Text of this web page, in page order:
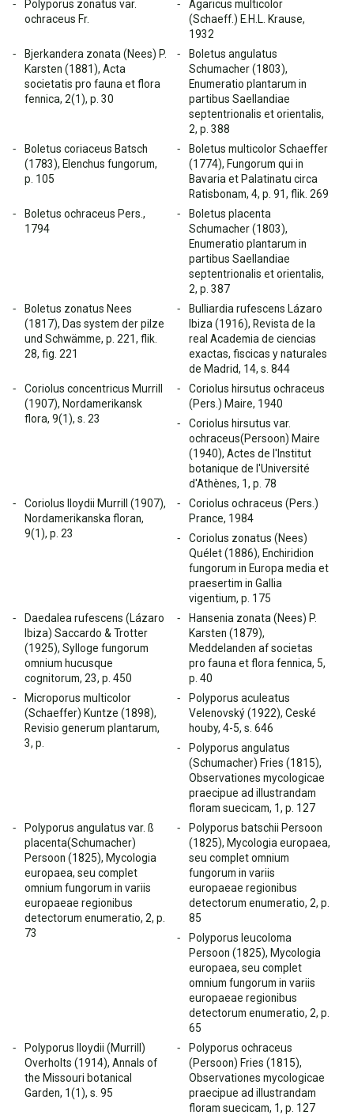
Polyporus zonatus var.
ochraceus Fr.
Agaricus multicolor
(Schaeff.) E.H.L. Krause,
1932
Bjerkandera zonata (Nees) P.
Karsten (1881), Acta
societatis pro fauna et flora
fennica, 2(1), p. 30
Boletus angulatus
Schumacher (1803),
Enumeratio plantarum in
partibus Saellandiae
septentrionalis et orientalis,
2, p. 388
Boletus coriaceus Batsch
(1783), Elenchus fungorum,
p. 105
Boletus multicolor Schaeffer
(1774), Fungorum qui in
Bavaria et Palatinatu circa
Ratisbonam, 4, p. 91, flik. 269
Boletus ochraceus Pers.,
1794
Boletus placenta
Schumacher (1803),
Enumeratio plantarum in
partibus Saellandiae
septentrionalis et orientalis,
2, p. 387
Boletus zonatus Nees
(1817), Das system der pilze
und Schwämme, p. 221, flik.
28, fig. 221
Bulliardia rufescens Lázaro
Ibiza (1916), Revista de la
real Academia de ciencias
exactas, fiscicas y naturales
de Madrid, 14, s. 844
Coriolus concentricus Murrill
(1907), Nordamerikansk
flora, 9(1), s. 23
Coriolus hirsutus ochraceus
(Pers.) Maire, 1940
Coriolus hirsutus var.
ochraceus(Persoon) Maire
(1940), Actes de l'Institut
botanique de l'Université
d'Athènes, 1, p. 78
Coriolus lloydii Murrill (1907),
Nordamerikanska floran,
9(1), p. 23
Coriolus ochraceus (Pers.)
Prance, 1984
Coriolus zonatus (Nees)
Quélet (1886), Enchiridion
fungorum in Europa media et
praesertim in Gallia
vigentium, p. 175
Daedalea rufescens (Lázaro
Ibiza) Saccardo & Trotter
(1925), Sylloge fungorum
omnium hucusque
cognitorum, 23, p. 450
Hansenia zonata (Nees) P.
Karsten (1879),
Meddelanden af societas
pro fauna et flora fennica, 5,
p. 40
Microporus multicolor
(Schaeffer) Kuntze (1898),
Revisio generum plantarum,
3, p.
Polyporus aculeatus
Velenovský (1922), Ceské
houby, 4-5, s. 646
Polyporus angulatus
(Schumacher) Fries (1815),
Observationes mycologicae
praecipue ad illustrandam
floram suecicam, 1, p. 127
Polyporus angulatus var. ß
placenta(Schumacher)
Persoon (1825), Mycologia
europaea, seu complet
omnium fungorum in variis
europaeae regionibus
detectorum enumeratio, 2, p.
73
Polyporus batschii Persoon
(1825), Mycologia europaea,
seu complet omnium
fungorum in variis
europaeae regionibus
detectorum enumeratio, 2, p.
85
Polyporus leucoloma
Persoon (1825), Mycologia
europaea, seu complet
omnium fungorum in variis
europaeae regionibus
detectorum enumeratio, 2, p.
65
Polyporus lloydii (Murrill)
Overholts (1914), Annals of
the Missouri botanical
Garden, 1(1), s. 95
Polyporus ochraceus
(Persoon) Fries (1815),
Observationes mycologicae
praecipue ad illustrandam
floram suecicam, 1, p. 127